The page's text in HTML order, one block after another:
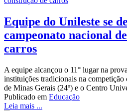
Equipe do Unileste se
campeonato nacional
carros
A equipe alcançou o 11° lugar na
instituições tradicionais na
de Minas Gerais (24º) e o Centro
Publicado em Educação
Leia mais ...